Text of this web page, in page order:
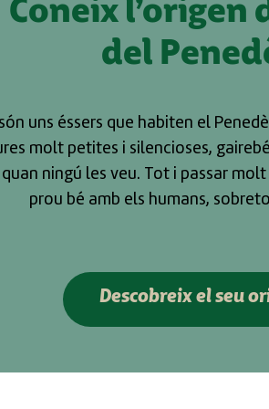
Coneix l’origen
del
uns éssers que habiten el
molt petites i silencioses,
ningú les veu. Tot i passar
prou bé amb els humans,
Descobreix el seu